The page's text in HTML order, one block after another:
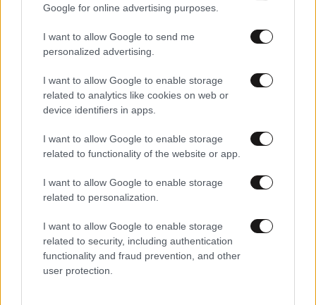
Google for online advertising purposes.
I want to allow Google to send me
personalized advertising.
I want to allow Google to enable storage
related to analytics like cookies on web or
device identifiers in apps.
I want to allow Google to enable storage
related to functionality of the website or app.
I want to allow Google to enable storage
related to personalization.
I want to allow Google to enable storage
related to security, including authentication
functionality and fraud prevention, and other
user protection.
Mακάρι να είχαμε 11.300€ να πάρουμε μια Chanel τσάντα
σαν αυτή που κρατάει η Δέσποινα Βανδή